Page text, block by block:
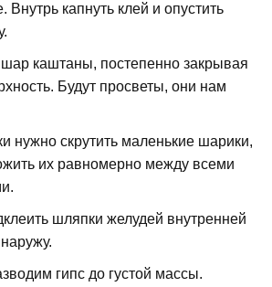
Внутрь капнуть клей и опустить
каштаны, постепенно закрывая
Будут просветы, они нам
нужно скрутить маленькие шарики,
их равномерно между всеми
шляпки желудей внутренней
гипс до густой массы.